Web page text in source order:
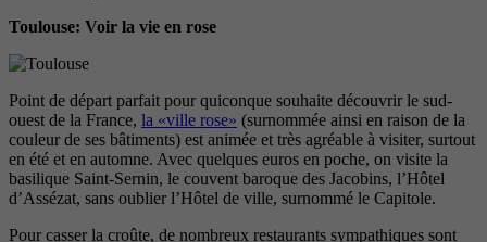
Toulouse: Voir la vie en rose
Point de départ parfait pour quiconque souhaite découvrir le sud-
ouest de la France, la «ville rose» (surnommée ainsi en raison de la
couleur de ses bâtiments) est animée et très agréable à visiter, surtout
en été et en automne. Avec quelques euros en poche, on visite la
basilique Saint-Sernin, le couvent baroque des Jacobins, l’Hôtel
d’Assézat, sans oublier l’Hôtel de ville, surnommé le Capitole.
Pour casser la croûte, de nombreux restaurants sympathiques sont